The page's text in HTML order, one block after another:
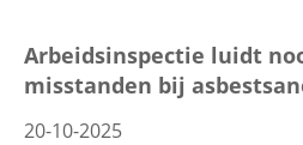
Arbeidsinspectie luidt
misstanden bij
20-10-2025